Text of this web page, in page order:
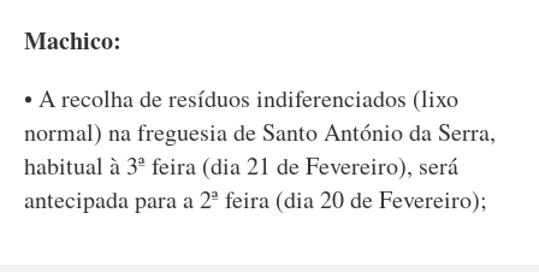
Machico:
• A recolha de resíduos indiferenciados (lixo
normal) na freguesia de Santo António da Serra,
habitual à 3ª feira (dia 21 de Fevereiro), será
antecipada para a 2ª feira (dia 20 de Fevereiro);